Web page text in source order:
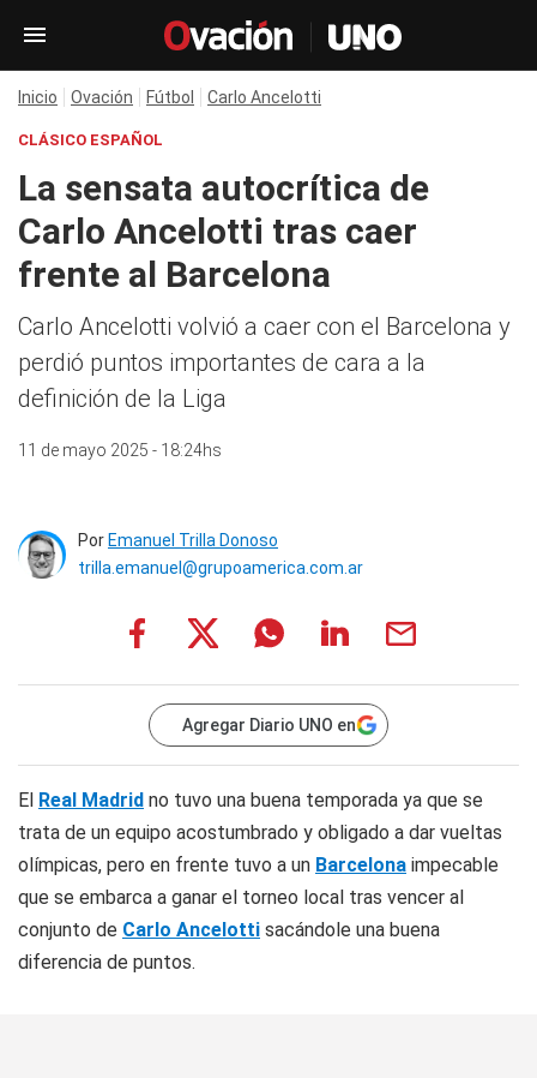
Inicio Ovación Fútbol Carlo Ancelotti
CLÁSICO ESPAÑOL
La sensata autocrítica de
Carlo Ancelotti tras caer
frente al Barcelona
Carlo Ancelotti volvió a caer con el Barcelona y
perdió puntos importantes de cara a la
definición de la Liga
11 de mayo 2025 - 18:24hs
Por Emanuel Trilla Donoso
trilla.emanuel@grupoamerica.com.ar
Agregar Diario UNO en
El Real Madrid no tuvo una buena temporada ya que se
trata de un equipo acostumbrado y obligado a dar vueltas
olímpicas, pero en frente tuvo a un Barcelona impecable
que se embarca a ganar el torneo local tras vencer al
conjunto de Carlo Ancelotti sacándole una buena
diferencia de puntos.